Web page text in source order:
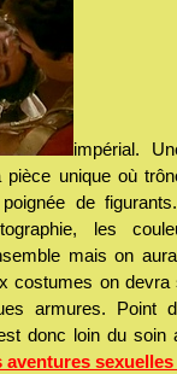
impérial.
unique où
de
les
mais on
costumes on
armures. Point
donc loin du soin
aventures